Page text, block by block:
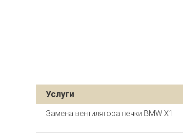
Услуги
Замена вентилятора печки BMW X1